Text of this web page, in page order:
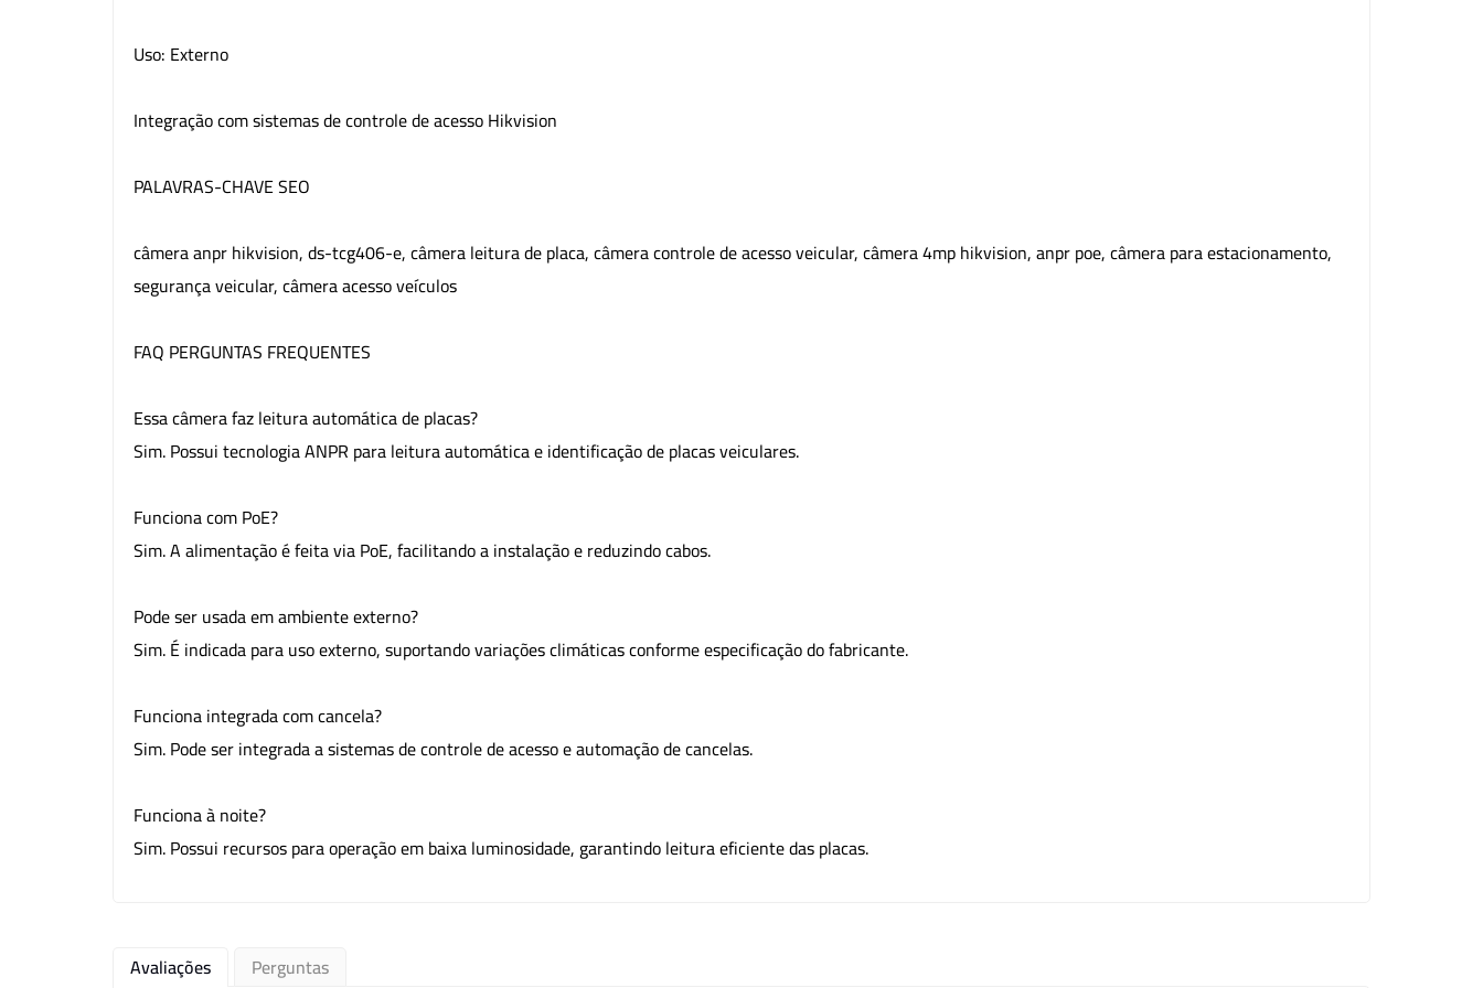
Uso: Externo
Integração com sistemas de controle de acesso Hikvision
PALAVRAS-CHAVE SEO
câmera anpr hikvision, ds-tcg406-e, câmera leitura de placa, câmera controle de acesso veicular, câmera 4mp hikvision, anpr poe, câmera para estacionamento,
segurança veicular, câmera acesso veículos
FAQ PERGUNTAS FREQUENTES
Essa câmera faz leitura automática de placas?
Sim. Possui tecnologia ANPR para leitura automática e identificação de placas veiculares.
Funciona com PoE?
Sim. A alimentação é feita via PoE, facilitando a instalação e reduzindo cabos.
Pode ser usada em ambiente externo?
Sim. É indicada para uso externo, suportando variações climáticas conforme especificação do fabricante.
Funciona integrada com cancela?
Sim. Pode ser integrada a sistemas de controle de acesso e automação de cancelas.
Funciona à noite?
Sim. Possui recursos para operação em baixa luminosidade, garantindo leitura eficiente das placas.
Avaliações Perguntas